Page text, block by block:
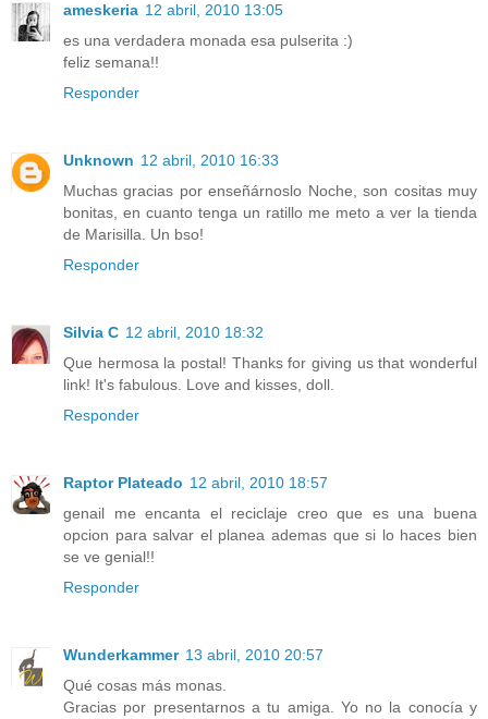
ameskeria 12 abril, 2010 13:05
es una verdadera monada esa pulserita :)
feliz semana!!
Responder
Unknown 12 abril, 2010 16:33
Muchas gracias por enseñárnoslo Noche, son cositas muy
bonitas, en cuanto tenga un ratillo me meto a ver la tienda
de Marisilla. Un bso!
Responder
Silvia C 12 abril, 2010 18:32
Que hermosa la postal! Thanks for giving us that wonderful
link! It's fabulous. Love and kisses, doll.
Responder
Raptor Plateado 12 abril, 2010 18:57
genail me encanta el reciclaje creo que es una buena
opcion para salvar el planea ademas que si lo haces bien
se ve genial!!
Responder
Wunderkammer 13 abril, 2010 20:57
Qué cosas más monas.
Gracias por presentarnos a tu amiga. Yo no la conocía y